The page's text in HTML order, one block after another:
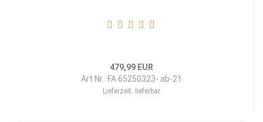
479,99 EUR
Art.Nr.: FA 65250323- ab-21
Lieferzeit: lieferbar